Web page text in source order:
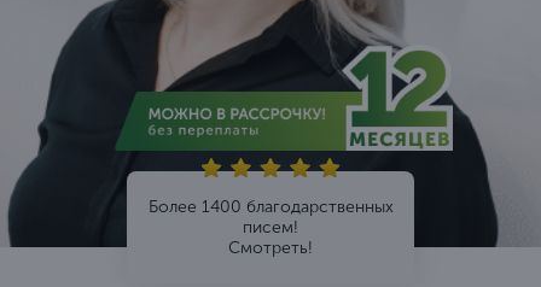
Более 1400 благодарственных
писем!
Смотреть!